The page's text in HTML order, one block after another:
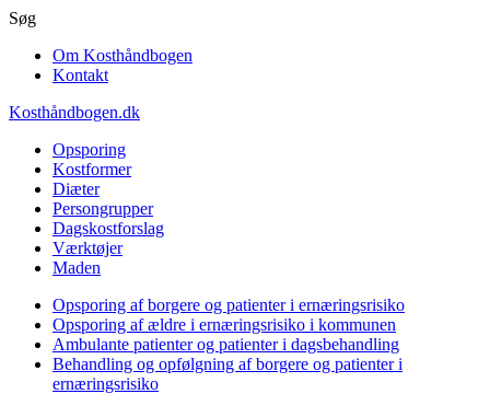
Gå
hovedindhold
Søg
Om Kosthåndbogen
Kontakt
Kosthåndbogen.dk
Opsporing
Kostformer
Diæter
Persongrupper
Dagskostforslag
Værktøjer
Maden
Opsporing af borgere og patienter i ernæringsrisiko
Opsporing af ældre i ernæringsrisiko i kommunen
Ambulante patienter og patienter i dagsbehandling
Behandling og opfølgning af borgere og patienter i
ernæringsrisiko